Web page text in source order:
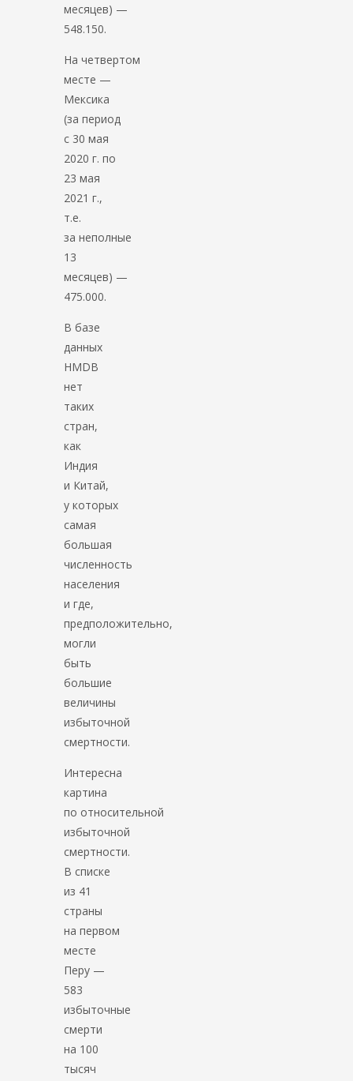
месяцев) —
548.150.
На четвертом
месте —
Мексика
(за период
с 30 мая
2020 г. по
23 мая
2021 г.,
т.е.
за неполные
13
месяцев) —
475.000.
В базе
данных
HMDB
нет
таких
стран,
как
Индия
и Китай,
у которых
самая
большая
численность
населения
и где,
предположительно,
могли
быть
большие
величины
избыточной
смертности.
Интересна
картина
по относительной
избыточной
смертности.
В списке
из 41
страны
на первом
месте
Перу —
583
избыточные
смерти
на 100
тысяч